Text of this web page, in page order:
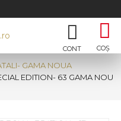
GAMA NOUA
EDITION- 63 GAMA NOU